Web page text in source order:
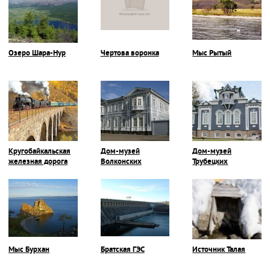
Озеро Шара-Нур Чертова воронка Мыс Рытый
Кругобайкальская
железная дорога
Дом-музей
Волконских
Дом-музей
Трубецких
Мыс Бурхан Братская ГЭС Источник Талая